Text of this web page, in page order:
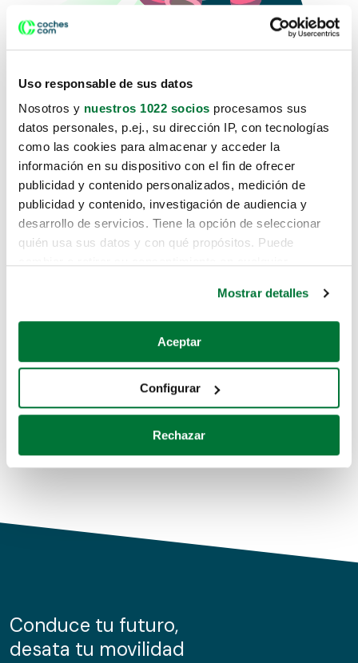
Uso responsable de sus datos
Nosotros y nuestros 1022 socios procesamos sus
datos personales, p.ej., su dirección IP, con tecnologías
como las cookies para almacenar y acceder la
información en su dispositivo con el fin de ofrecer
publicidad y contenido personalizados, medición de
publicidad y contenido, investigación de audiencia y
desarrollo de servicios. Tiene la opción de seleccionar
quién usa sus datos y con qué propósitos. Puede
Si lo permite, también quisiéramos:
Recopilar información sobre su ubicación geográfica
Identificar su dispositivo analizándolo activamente
para buscar características específicas (huellas
Obtenga más información sobre cómo se procesan sus
de cookies.
información sobre el uso que haga del sitio web con
nuestros partners de redes sociales, publicidad y análisis
Mostrar detalles
Aceptar
Configurar
Rechazar
Lo sentimos, no sabemos como
te hemos traido hasta aquí.
Pero puedes encontrar el coche que estás
buscando en alguno de estos enlaces:
Coches de segunda mano
Coches de km0
Conduce tu futuro,
desata tu movilidad